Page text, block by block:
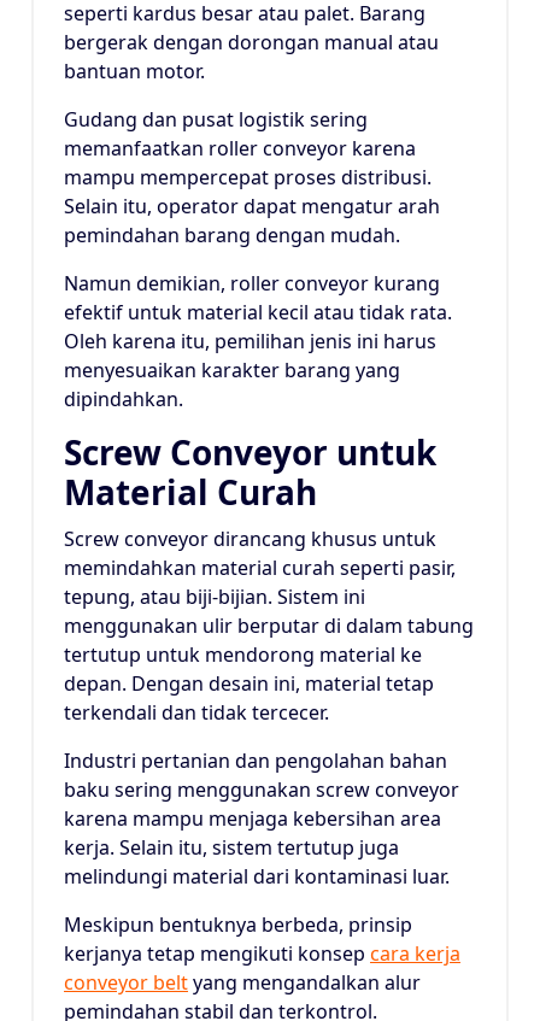
seperti kardus besar atau palet. Barang
bergerak dengan dorongan manual atau
bantuan motor.
Gudang dan pusat logistik sering
memanfaatkan roller conveyor karena
mampu mempercepat proses distribusi.
Selain itu, operator dapat mengatur arah
pemindahan barang dengan mudah.
Namun demikian, roller conveyor kurang
efektif untuk material kecil atau tidak rata.
Oleh karena itu, pemilihan jenis ini harus
menyesuaikan karakter barang yang
dipindahkan.
Screw Conveyor untuk
Material Curah
Screw conveyor dirancang khusus untuk
memindahkan material curah seperti pasir,
tepung, atau biji-bijian. Sistem ini
menggunakan ulir berputar di dalam tabung
tertutup untuk mendorong material ke
depan. Dengan desain ini, material tetap
terkendali dan tidak tercecer.
Industri pertanian dan pengolahan bahan
baku sering menggunakan screw conveyor
karena mampu menjaga kebersihan area
kerja. Selain itu, sistem tertutup juga
melindungi material dari kontaminasi luar.
Meskipun bentuknya berbeda, prinsip
kerjanya tetap mengikuti konsep cara kerja
conveyor beltyang mengandalkan alur
pemindahan stabil dan terkontrol.